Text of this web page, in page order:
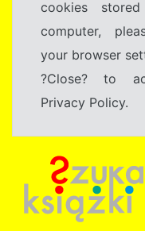
cookies
computer,
your browser
?Close? to
Privacy Policy.